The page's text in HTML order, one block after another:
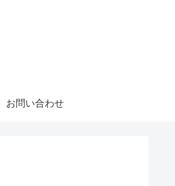
お問い合わせ